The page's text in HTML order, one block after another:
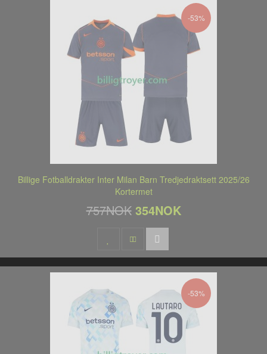
-53%
Billige Fotballdrakter Inter Milan Barn Tredjedraktsett 2025/26
Kortermet
757NOK 354NOK
-53%